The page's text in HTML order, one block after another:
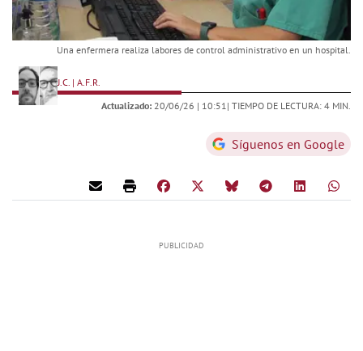
Una enfermera realiza labores de control administrativo en un hospital.
J.C. | A.F.R.
Actualizado: 20/06/26 | 10:51 | TIEMPO DE LECTURA: 4 MIN.
Síguenos en Google